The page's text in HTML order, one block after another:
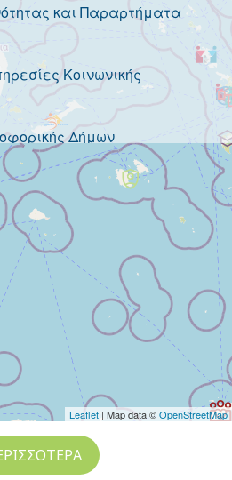
και Παραρτήματα
Κοινωνικής
Δήμων
Δήμων Και Δομές
Υγείας και Κοινωνικά
στο Σπίτι
Εκπαίδευσης
Φιλοξενίας
Φροντίδας Ηλικιωμένων
Leaflet | Map data ©OpenStreetMap